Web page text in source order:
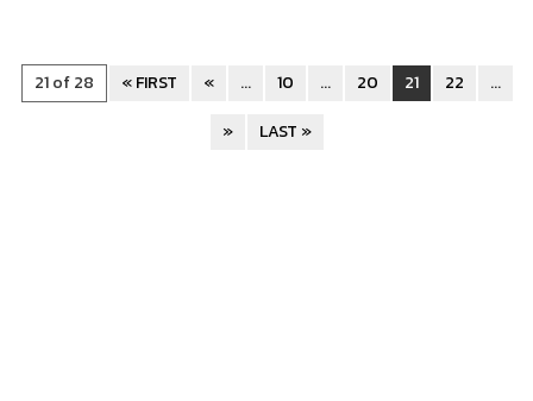
21 of 28 « FIRST « ... 10 ... 20 21 22
...
»
LAST »